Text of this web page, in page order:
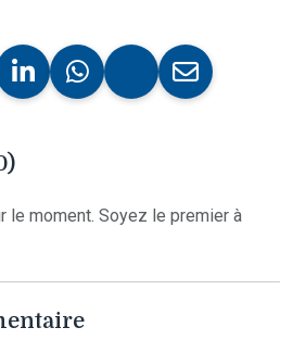
le moment. Soyez le premier à